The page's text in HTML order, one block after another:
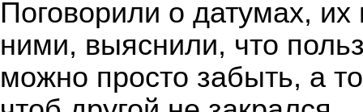
Поговорили о датумах,
ними, выяснили, что
можно просто забыть, а